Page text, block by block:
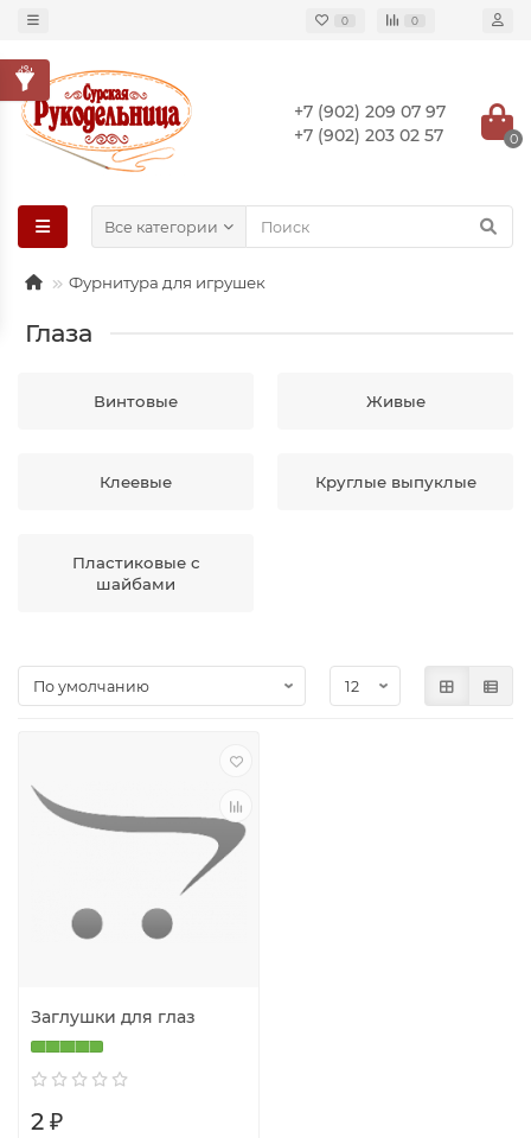
0 0
+7 (902) 209 07 97
+7 (902) 203 02 57
0
Все категории
Фурнитура для игрушек
Глаза
Винтовые Живые
Клеевые Круглые выпуклые
Пластиковые с
шайбами
Заглушки для глаз
2 ₽